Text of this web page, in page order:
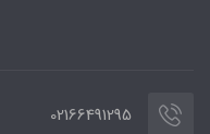
02166491295